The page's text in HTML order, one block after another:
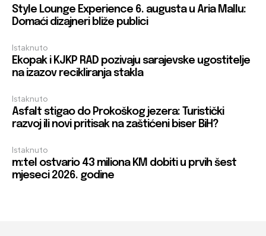
Style Lounge Experience 6. augusta u Aria Mallu:
Domaći dizajneri bliže publici
Istaknuto
Ekopak i KJKP RAD pozivaju sarajevske ugostitelje
na izazov recikliranja stakla
Istaknuto
Asfalt stigao do Prokoškog jezera: Turistički
razvoj ili novi pritisak na zaštićeni biser BiH?
Istaknuto
m:tel ostvario 43 miliona KM dobiti u prvih šest
mjeseci 2026. godine